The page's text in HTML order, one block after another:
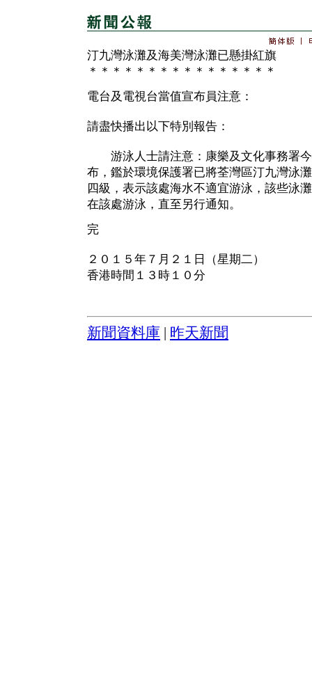
汀九灣泳灘及海美灣泳灘已懸掛紅旗
＊＊＊＊＊＊＊＊＊＊＊＊＊＊＊＊
電台及電視台當值宣布員注意：
請盡快播出以下特別報告：
游泳人士請注意：康樂及文化事務署今
布，鑑於環境保護署已將荃灣區汀九灣泳
四級，表示該處海水不適宜游泳，該些泳
在該處游泳，直至另行通知。
完
２０１５年７月２１日（星期二）
香港時間１３時１０分
新聞資料庫 昨天新聞